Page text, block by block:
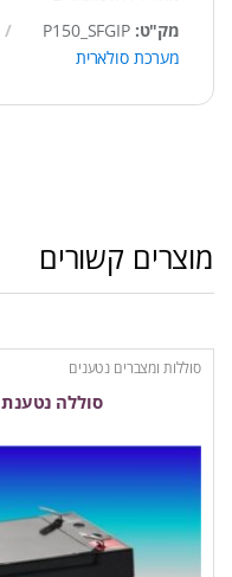
מק"ט:P150_SFGIP
מערכת סולארית
מוצרים קשורים
סוללות ומצברים נטענים
סוללה נטענת 12 וולט 7 אמפר\שעה